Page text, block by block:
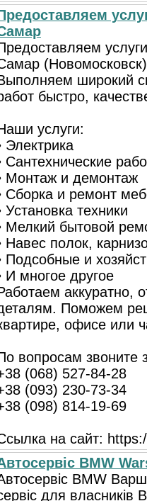
широкий
быстро,
услуги:
Электрика
Сантехнические
Монтаж и демонтаж
Сборка и ремонт
Установка техники
Мелкий бытовой
Навес полок,
Подсобные и
И многое другое
аккуратно,
Поможем
офисе или
вопросам звоните
(068) 527-84-28
(093) 230-73-34
(098) 814-19-69
на сайт:
BMW
BMW
для власників